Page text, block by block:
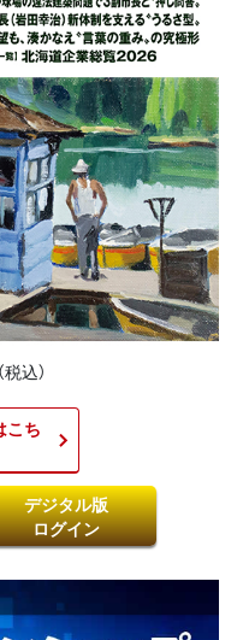
込）
こち
デジタル版
ログイン